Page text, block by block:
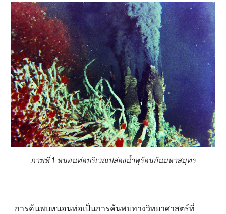
ภาพที่ 1 หนอนท่อบริเวณปล่องน้ำพุร้อนก้นมหาสมุทร
การค้นพบหนอนท่อเป็นการค้นพบทางวิทยาศาสตร์ที่